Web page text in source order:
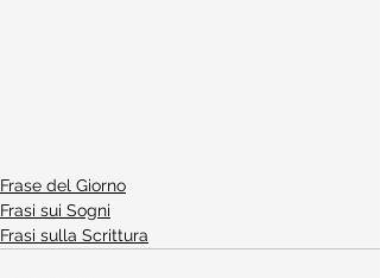
Frase del Giorno
Frasi sui Sogni
Frasi sulla Scrittura